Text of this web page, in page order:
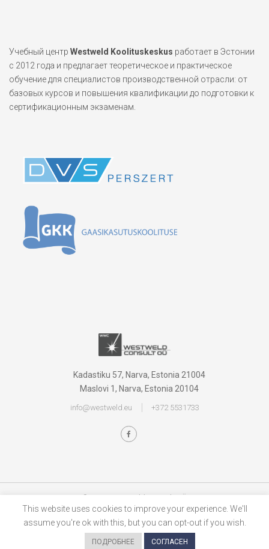
Учебный центр Westweld Koolituskeskus работает в Эстонии
с 2012 года и предлагает теоретическое и практическое
обучение для специалистов производственной отрасли: от
базовых курсов и повышения квалификации до подготовки к
сертификационным экзаменам.
Kadastiku 57, Narva, Estonia 21004
Maslovi 1, Narva, Estonia 20104
info@westweld.eu +372 5531733
This website uses cookies to improve your experience. We'll
assume you're ok with this, but you can opt-out if you wish.
ПОДРОБНЕЕ СОГЛАСЕН